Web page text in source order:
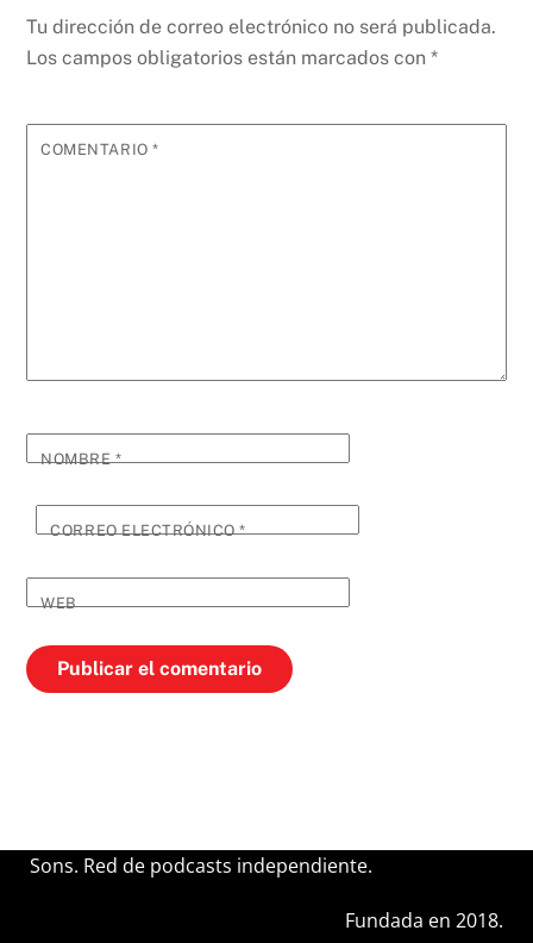
Tu dirección de correo electrónico no será publicada.
Los campos obligatorios están marcados con*
COMENTARIO*
NOMBRE*
CORREO ELECTRÓNICO*
WEB
Sons. Red de podcasts independiente.
Fundada en 2018.